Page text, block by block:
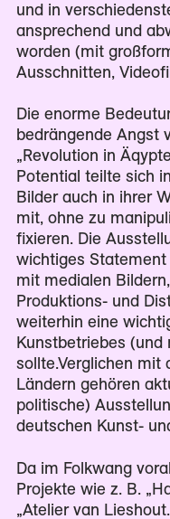
und in
ansprechend und
worden (mit
Ausschnitten,
Die enorme
bedrängende Angst
„Revolution in
Potential teilte sich
Bilder auch in ihrer
mit, ohne zu
fixieren. Die
wichtiges Statement
mit medialen
Produktions- und
weiterhin eine
Kunstbetriebes
sollte.Verglichen mit
Ländern gehören
politische)
deutschen Kunst-
Da im Folkwang
Projekte wie z. B.
„Atelier van